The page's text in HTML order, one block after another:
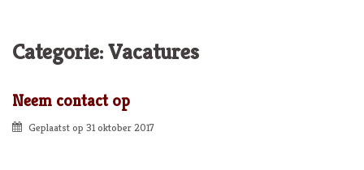
Categorie:Vacatures
Neem contact op
Geplaatst op 31 oktober 2017